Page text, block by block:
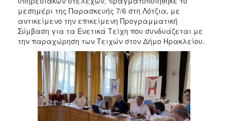
2015
2013
2012
2011
2010
2006
μεσημέρι της Παρασκευής 7/6 στη Λότζια, με
αντικείμενο την επικείμενη Προγραμματική
Σύμβαση για τα Ενετικά Τείχη που συνδυάζεται με
την παραχώρηση των Τειχών στον Δήμο Ηρακλείου.